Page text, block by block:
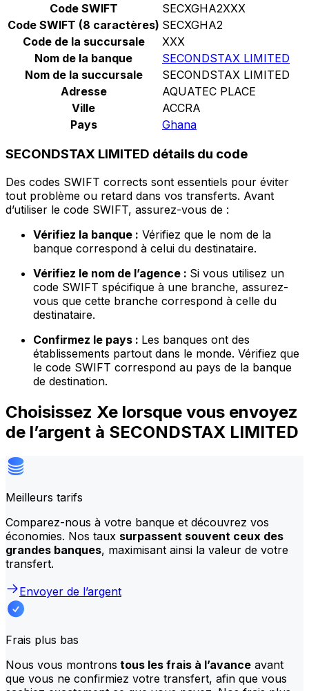
Code SWIFT
SECXGHA2XXX
Code SWIFT (8 caractères) SECXGHA2
Code de la succursale
XXX
Nom de la banque
SECONDSTAX LIMITED
Nom de la succursale
SECONDSTAX LIMITED
Adresse
AQUATEC PLACE
Ville
ACCRA
Pays
Ghana
SECONDSTAX LIMITED détails du code
Des codes SWIFT corrects sont essentiels pour éviter
tout problème ou retard dans vos transferts. Avant
d’utiliser le code SWIFT, assurez-vous de :
Vérifiez la banque : Vérifiez que le nom de la
banque correspond à celui du destinataire.
Vérifiez le nom de l’agence : Si vous utilisez un
code SWIFT spécifique à une branche, assurez-
vous que cette branche correspond à celle du
destinataire.
Confirmez le pays : Les banques ont des
établissements partout dans le monde. Vérifiez que
le code SWIFT correspond au pays de la banque
de destination.
Choisissez Xe lorsque vous envoyez
de l’argent à SECONDSTAX LIMITED
Meilleurs tarifs
Comparez-nous à votre banque et découvrez vos
économies. Nos taux surpassent souvent ceux des
grandes banques, maximisant ainsi la valeur de votre
transfert.
Envoyer de l’argent
Frais plus bas
Nous vous montrons tous les frais à l’avance avant
que vous ne confirmiez votre transfert, afin que vous